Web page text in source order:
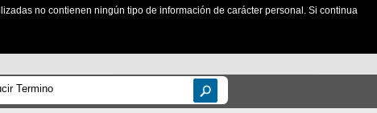
no contienen ningún tipo de información de carácter personal. Si continua